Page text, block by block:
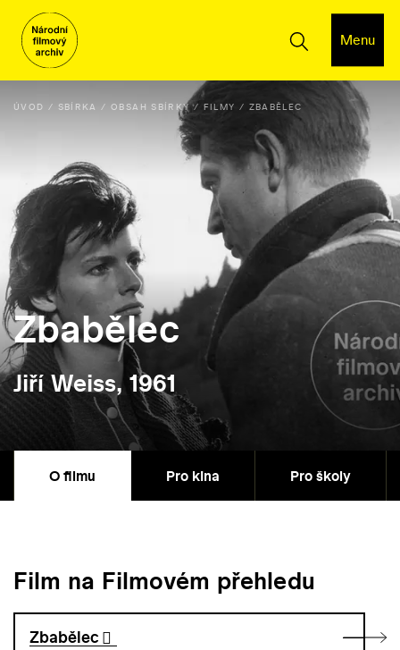
Menu
ÚVOD SBÍRKA OBSAH SBÍRKY FILMY ZBABĚLEC
Zbabělec
Jiří Weiss, 1961
O filmu Pro kina Pro školy
Film na Filmovém přehledu
Zbabělec